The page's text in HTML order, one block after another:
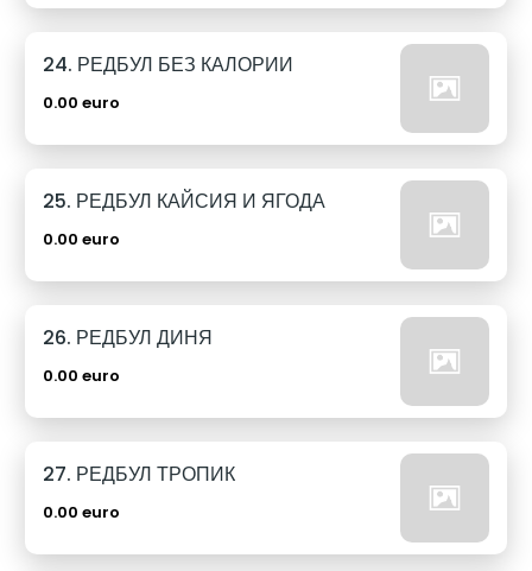
24. РЕДБУЛ БЕЗ КАЛОРИИ
0.00 euro
25. РЕДБУЛ КАЙСИЯ И ЯГОДА
0.00 euro
26. РЕДБУЛ ДИНЯ
0.00 euro
27. РЕДБУЛ ТРОПИК
0.00 euro